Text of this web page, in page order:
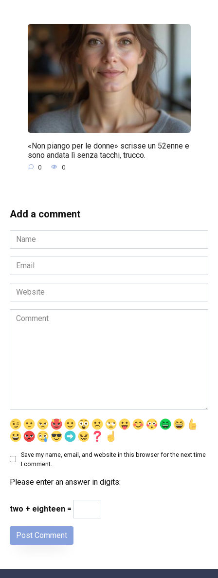
«Non piango per le donne» scrisse un 52enne e
sono andata lì senza tacchi, trucco.
0 0
Add a comment
Name
*
Email
*
Website
Comment
Save my name, email, and website in this browser for the next time
I comment.
Please enter an answer in digits:
two + eighteen =